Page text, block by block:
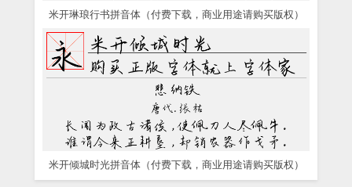
米开琳琅行书拼音体（付费下载，商业用途请购买版权）
米开倾城时光拼音体（付费下载，商业用途请购买版权）